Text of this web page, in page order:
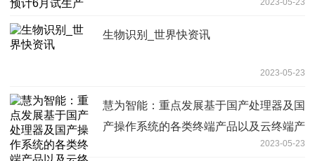
生物识别_世界快资讯
2023-05-23
慧为智能：重点发展基于国产处理器及国
产操作系统的各类终端产品以及云终端产
2023-05-23